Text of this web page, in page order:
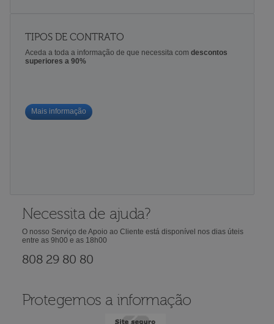
TIPOS DE CONTRATO
Aceda a toda a informação de que necessita com descontos
superiores a 90%
Mais informação
Necessita de ajuda?
O nosso Serviço de Apoio ao Cliente está disponível nos dias úteis
entre as 9h00 e as 18h00
808 29 80 80
Protegemos a informação